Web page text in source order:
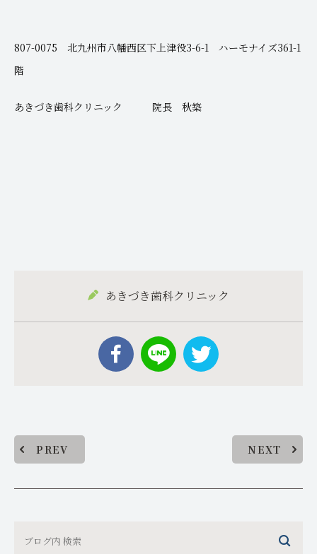
807-0075 北九州市八幡西区下上津役3-6-1 ハーモナイズ361-1
階
あきづき歯科クリニック 院長 秋築
あきづき歯科クリニック
PREV NEXT